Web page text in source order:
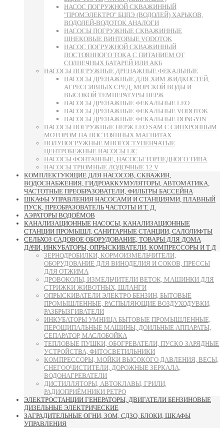
НАСОС ПОГРУЖНОЙ СКВАЖИННЫЙ
"ПРОМЭЛЕКТРО" БЦПЭ (ВОДОЛЕЙ) ХАРЬКОВ,
ВОДОЛЕЙ-ВОДОТОК АНАЛОГИ
НАСОСЫ ПОГРУЖНЫЕ СКВАЖИННЫЕ
ШНЕКОВЫЕ ВИНТОВЫЕ VODOTOK
НАСОС ПОГРУЖНОЙ СКВАЖИННЫЙ
ПОСТОЯННОГО ТОКА С ПИТАНИЕМ ОТ
СОЛНЕЧНЫХ БАТАРЕЙ ИЛИ АКБ
НАСОСЫ ПОГРУЖНЫЕ ДРЕНАЖНЫЕ ФЕКАЛЬНЫЕ
НАСОСЫ ДРЕНАЖНЫЕ ДЛЯ ХИМ ЖИДКОСТЕЙ,
АГРЕССИВНЫХ СРЕД, МОРСКОЙ ВОДЫ И
ВЫСОКОЙ ТЕМПЕРАТУРЫ НЕРЖ
НАСОСЫ ДРЕНАЖНЫЕ ФЕКАЛЬНЫЕ LEO
НАСОСЫ ДРЕНАЖНЫЕ ФЕКАЛЬНЫЕ VODOTOK
НАСОСЫ ДРЕНАЖНЫЕ ФЕКАЛЬНЫЕ DONGYIN
НАСОСЫ ПОГРУЖНЫЕ НЕРЖ LEO SAM С СИНХРОННЫМ
МОТОРОМ НА ПОСТОЯННЫХ МАГНИТАХ
ПОЛУПОГРУЖНЫЕ МНОГОСТУПЕНЧАТЫЕ
ЦЕНТРОБЕЖНЫЕ НАСОСЫ LIC
НАСОСЫ ФОНТАННЫЕ, НАСОСЫ ТОРПЕДНОГО ТИПА
НАСОСЫ ТРЮМНЫЕ ЛОДОЧНЫЕ 12 V
КОМПЛЕКТУЮЩИЕ ДЛЯ НАСОСОВ, СКВАЖИН,
ВОДОСНАБЖЕНИЯ, ГИДРОАККУМУЛЯТОРЫ, АВТОМАТИКА,
ЧАСТОТНЫЕ ПРЕОБРАЗОВАТЕЛИ, ФИЛЬТРЫ БАССЕЙНА
ШКАФЫ УПРАВЛЕНИЯ НАСОСАМИ И СТАНЦИЯМИ, ПЛАВНЫЙ
ПУСК, ПРЕОБРАЗОВАТЕЛЬ ЧАСТОТЫ И Т. Д.
АЭРАТОРЫ ВОДОЁМОВ
КАНАЛИЗАЦИОННЫЕ НАСОСЫ, КАНАЛИЗАЦИОННЫЕ
СТАНЦИИ ПРОМЫШЛ, САНИТАРНЫЕ СТАНЦИИ, САЛОЛИФТЫ
СЕЛЬХОЗ САДОВОЕ ОБОРУДОВАНИЕ, ТОВАРЫ ДЛЯ ДОМА
ДАЧИ, ИНКУБАТОРЫ, ОПРЫСКИВАТЕЛИ, КОМПРЕССОРЫ И Т Д
ЗЕРНОДРОБИЛКИ, КОРМОИЗМЕЛЬЧИТЕЛИ,
ОБОРУДОВАНИЕ ДЛЯ ВИНОДЕЛИЯ И СОКОВ, ПРЕССЫ
ДЛЯ ОТЖИМА
ДРОВОКОЛЫ, ИЗМЕЛЬЧИТЕЛИ ВЕТОК, МАШИНКИ ДЛЯ
СТРИЖКИ ЖИВОТНЫХ, ШЛАНГИ
ОПРЫСКИВАТЕЛИ ЭЛЕКТРО БЕНЗИН, БЫТОВЫЕ
ПРОМЫШЛЕННЫЕ, РАСПЫЛЯЮЩИЕ ВОЗДУХОДУВКИ,
РАЗБРЫЗГИВАТЕЛИ
ИНКУБАТОРЫ УМНИЦА БЫТОВЫЕ ПРОМЫШЛЕННЫЕ,
ПЕРОЩИПАЛЬНЫЕ МАШИНЫ, ДОИЛЬНЫЕ АППАРАТЫ,
СЕПАРАТОР, МАСЛОБОЙКА
ТЕПЛОВЫЕ ПУШКИ, ОБОГРЕВАТЕЛИ, ПУСКО-ЗАРЯДНЫЕ
УСТРОЙСТВА, ФИТОСВЕТИЛЬНИКИ
КОМПРЕССОРЫ, МОЙКИ ВЫСОКОГО ДАВЛЕНИЯ, ВЕСЫ,
СНЕГООЧИСТИТЕЛИ, ДОРОЖНЫЕ ЗЕРКАЛА,
ВОДОНАГРЕВАТЕЛИ
ДИСТИЛЛЯТОРЫ, АВТОКЛАВЫ, ГРИЛИ,
РАДИОПРИЁМНИКИ РЕТРО
ЭЛЕКТРОСТАНЦИИ ГЕНЕРАТОРЫ, ДВИГАТЕЛИ БЕНЗИНОВЫЕ
ДИЗЕЛЬНЫЕ ЭЛЕКТРИЧЕСКИЕ
ЗАГРАДИТЕЛЬНЫЕ ОГНИ, ЗОМ, СДЗО, БЛОКИ, ШКАФЫ
УПРАВЛЕНИЯ